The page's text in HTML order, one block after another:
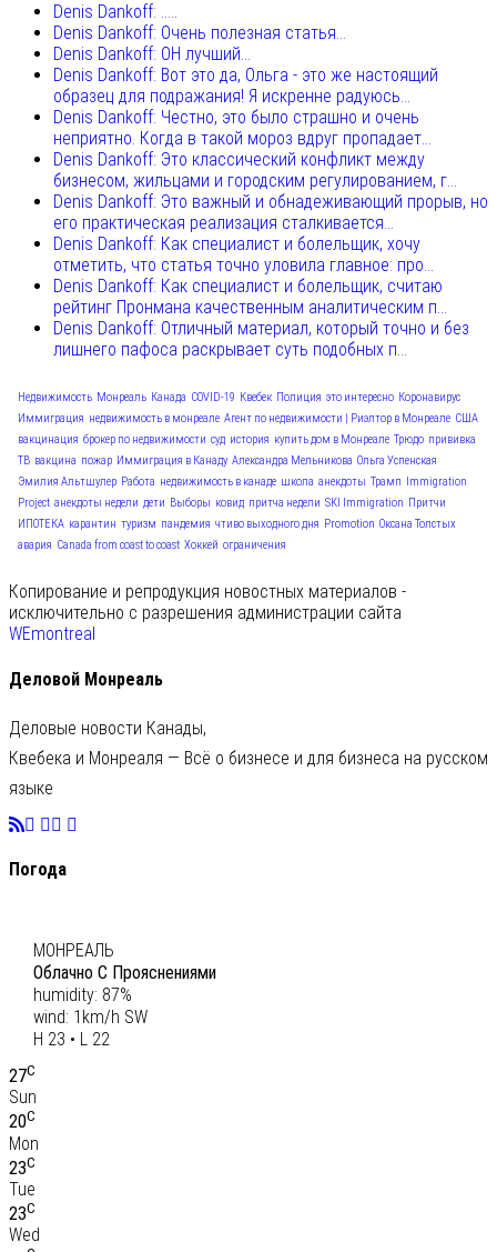
Denis Dankoff: .....
Denis Dankoff: Очень полезная статья...
Denis Dankoff: ОН лучший...
Denis Dankoff: Вот это да, Ольга - это же настоящий
образец для подражания! Я искренне радуюсь...
Denis Dankoff: Честно, это было страшно и очень
неприятно. Когда в такой мороз вдруг пропадает...
Denis Dankoff: Это классический конфликт между
бизнесом, жильцами и городским регулированием, г...
Denis Dankoff: Это важный и обнадеживающий прорыв, но
его практическая реализация сталкивается...
Denis Dankoff: Как специалист и болельщик, хочу
отметить, что статья точно уловила главное: про...
Denis Dankoff: Как специалист и болельщик, считаю
рейтинг Пронмана качественным аналитическим п...
Denis Dankoff: Отличный материал, который точно и без
лишнего пафоса раскрывает суть подобных п...
Недвижимость Монреаль Канада COVID-19 Квебек Полиция это интересно Коронавирус
Иммиграция недвижимость в монреале Агент по недвижимости | Риэлтор в Монреале США
вакцинация брокер по недвижимости суд история купить дом в Монреале Трюдо прививка
ТВ вакцина пожар Иммиграция в Канаду Александра Мельникова Ольга Успенская
Эмилия Альтшулер Работа недвижимость в канаде школа анекдоты Трамп
Immigration
Project анекдоты недели дети Выборы ковид притча недели SKI Immigration Притчи
ИПОТЕКА карантин туризм пандемия чтиво выходного дня Promotion Оксана Толстых
авария Canada from coast to coast Хоккей ограничения
Копирование и репродукция новостных материалов -
исключительно с разрешения администрации сайта
WEmontreal
Деловой Монреаль
Деловые новости Канады,
Квебека и Монреаля — Всё о бизнесе и для бизнеса на русском
языке
Погода
МОНРЕАЛЬ
Облачно С Прояснениями
humidity: 87%
wind: 1km/h SW
H 23 • L 22
27C
Sun
20C
Mon
23C
Tue
23C
Wed